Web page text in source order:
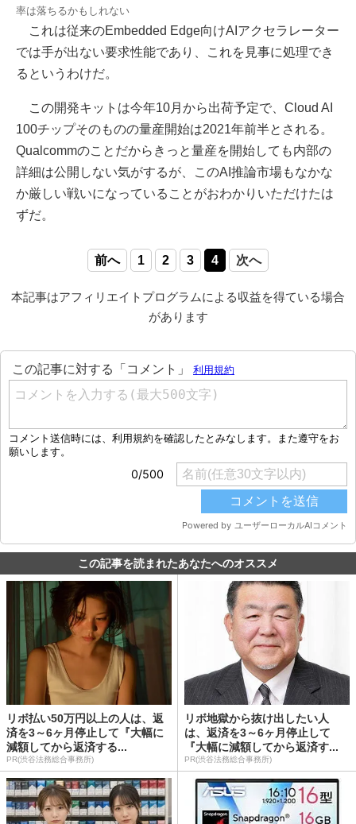
率は落ちるかもしれない
これは従来のEmbedded Edge向けAIアクセラレーター
では手が出ない要求性能であり、これを見事に処理でき
るというわけだ。
この開発キットは今年10月から出荷予定で、Cloud AI
100チップそのものの量産開始は2021年前半とされる。
Qualcommのことだからきっと量産を開始しても内部の
詳細は公開しない気がするが、このAI推論市場もなかな
か厳しい戦いになっていることがおわかりいただけたは
ずだ。
前へ 1 2 3 4 次へ
本記事はアフィリエイトプログラムによる収益を得ている場合
があります
この記事を読まれたあなたへのオススメ
リボ払い50万円以上の人は、返
済を3～6ヶ月停止して『大幅に
減額してから返済する...
PR(渋谷法務総合事務所)
リボ地獄から抜け出したい人
は、返済を3～6ヶ月停止して
『大幅に減額してから返済す...
PR(渋谷法務総合事務所)